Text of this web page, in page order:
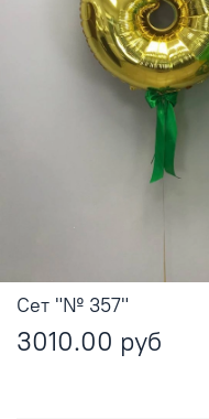
Сет "№ 357"
3010.00 руб